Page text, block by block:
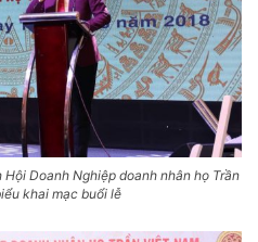
Doanh Nghiệp doanh nhân họ Trần
khai mạc buổi lễ